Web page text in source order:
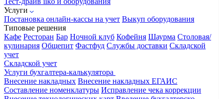
Услуги
Постановка онлайн-кассы на учет Выкуп оборудования
Типовые решения
Кафе Ресторан Бар Ночной клуб Кофейня Шаурма Столовая/
кулинария Общепит Фастфуд Службы доставки Складской
учет
Складской учет
Услуги бухгалтера-калькулятора
Внесение накладных Внесение накладных ЕГАИС
Составление номенклатуры Исправление чека коррекции